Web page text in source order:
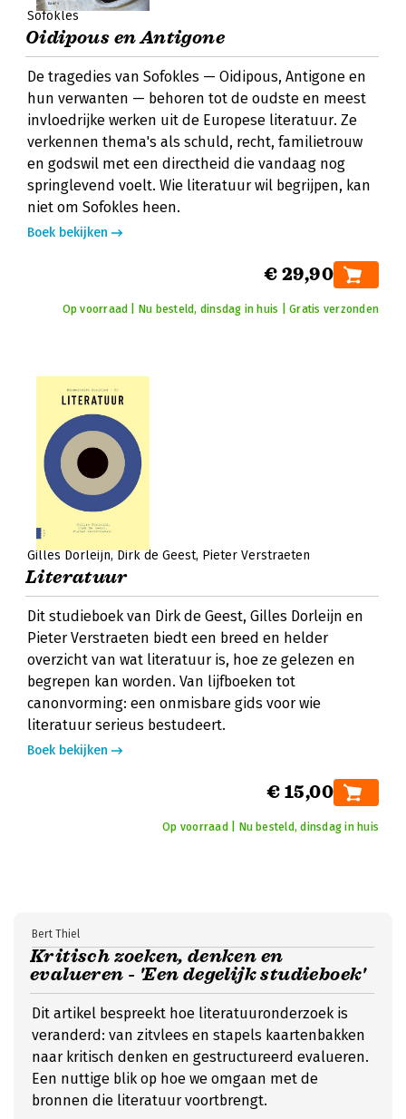
Sofokles
Oidipous en Antigone
De tragedies van Sofokles — Oidipous, Antigone en
hun verwanten — behoren tot de oudste en meest
invloedrijke werken uit de Europese literatuur. Ze
verkennen thema's als schuld, recht, familietrouw
en godswil met een directheid die vandaag nog
springlevend voelt. Wie literatuur wil begrijpen, kan
niet om Sofokles heen.
Boek bekijken
€ 29,90
Op voorraad | Nu besteld, dinsdag in huis | Gratis verzonden
Gilles Dorleijn Dirk de Geest Pieter Verstraeten
Literatuur
Dit studieboek van Dirk de Geest, Gilles Dorleijn en
Pieter Verstraeten biedt een breed en helder
overzicht van wat literatuur is, hoe ze gelezen en
begrepen kan worden. Van lijfboeken tot
canonvorming: een onmisbare gids voor wie
literatuur serieus bestudeert.
Boek bekijken
€ 15,00
Op voorraad | Nu besteld, dinsdag in huis
Kritisch zoeken, denken en
evalueren - 'Een degelijk studieboek'
Bert Thiel
Dit artikel bespreekt hoe literatuuronderzoek is
veranderd: van zitvlees en stapels kaartenbakken
naar kritisch denken en gestructureerd evalueren.
Een nuttige blik op hoe we omgaan met de
bronnen die literatuur voortbrengt.